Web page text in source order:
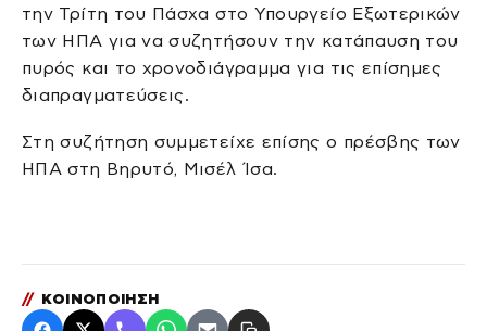
την Τρίτη του Πάσχα στο Υπουργείο Εξωτερικών
των ΗΠΑ για να συζητήσουν την κατάπαυση του
πυρός και το χρονοδιάγραμμα για τις επίσημες
διαπραγματεύσεις.
Στη συζήτηση συμμετείχε επίσης ο πρέσβης των
ΗΠΑ στη Βηρυτό, Μισέλ Ίσα.
// ΚΟΙΝΟΠΟΙΗΣΗ